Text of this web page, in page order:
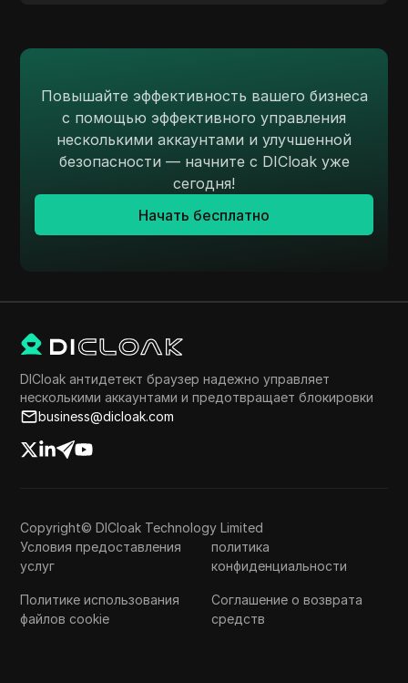
Повышайте эффективность вашего бизнеса
с помощью эффективного управления
несколькими аккаунтами и улучшенной
безопасности — начните с DICloak уже
сегодня!
Начать бесплатно
DICloak антидетект браузер надежно управляет
несколькими аккаунтами и предотвращает блокировки
business@dicloak.com
Copyright© DICloak Technology Limited
Условия предоставления
услуг
политика
конфиденциальности
Политике использования
файлов cookie
Соглашение о возврата
средств